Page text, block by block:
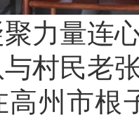
力量连
村民老
高州市根